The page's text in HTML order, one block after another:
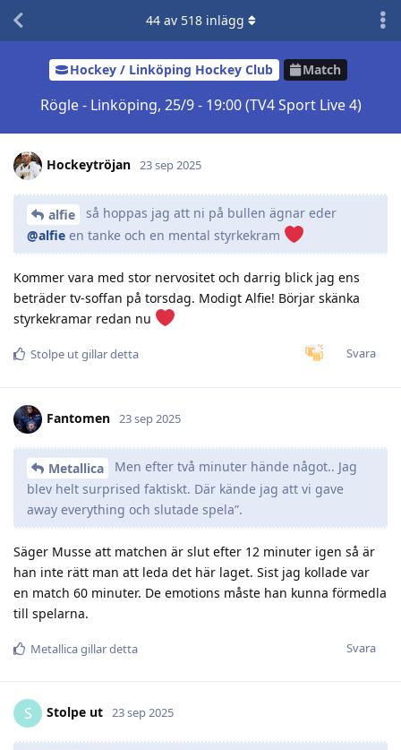
Hockey / Linköping Hockey Club Match
Rögle - Linköping, 25/9 - 19:00 (TV4 Sport Live 4)
44av 518inlägg
Hockeytröjan 23 sep 2025
alfie
så hoppas jag att ni på bullen ägnar eder
@alfie en tanke och en mental styrkekram
Kommer vara med stor nervositet och darrig blick jag ens
beträder tv-soffan på torsdag. Modigt Alfie! Börjar skänka
styrkekramar redan nu
Svara
Stolpe utgillar detta
Fantomen 23 sep 2025
Metallica
Men efter två minuter hände något.. Jag
blev helt surprised faktiskt. Där kände jag att vi gave
away everything och slutade spela”.
Säger Musse att matchen är slut efter 12 minuter igen så är
han inte rätt man att leda det här laget. Sist jag kollade var
en match 60 minuter. De emotions måste han kunna förmedla
till spelarna.
Svara
Metallicagillar detta
S Stolpe ut 23 sep 2025